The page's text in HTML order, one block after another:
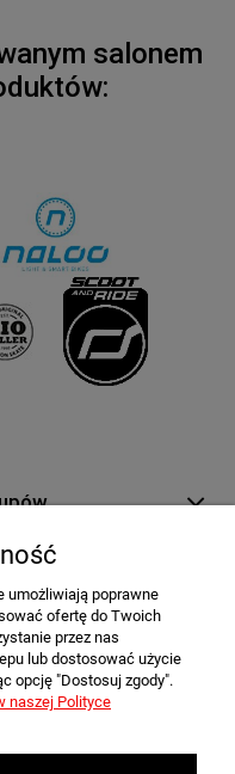
salonem
umożliwiają poprawne
ofertę do Twoich
przez nas
lub dostosować użycie
opcję "Dostosuj zgody".
naszej Polityce